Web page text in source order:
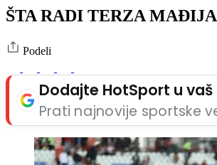
ŠTA RADI TERZA
Podeli
Dodajte HotSport u
Prati najnovije sportske